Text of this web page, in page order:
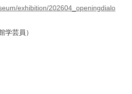
exhibition/202604_openingdialo
学芸員）